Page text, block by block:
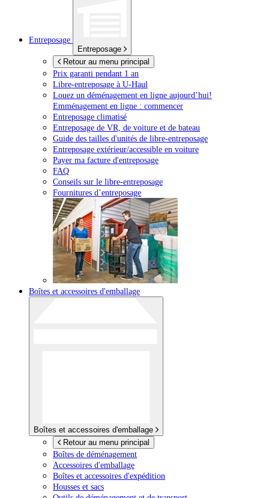
Entreposage
Entreposage
Retour au menu principal
Prix garanti pendant 1 an
Libre-entreposage à U-Haul
Louez un déménagement en ligne aujourd’hui!
Emménagement en ligne : commencer
Entreposage climatisé
Entreposage de VR, de voiture et de bateau
Guide des tailles d'unités de libre-entreposage
Entreposage extérieur/accessible en voiture
Payer ma facture d'entreposage
FAQ
Conseils sur le libre-entreposage
Fournitures d’entreposage
Boîtes et accessoires d'emballage
Boîtes et accessoires d'emballage
Retour au menu principal
Boîtes de déménagement
Accessoires d'emballage
Boîtes et accessoires d'expédition
Housses et sacs